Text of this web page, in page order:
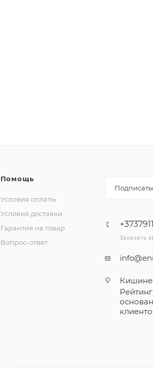
Помощь
Условия оплаты
Условия доставки
Гарантия на товар
Вопрос-ответ
Заказать
Рейтинг